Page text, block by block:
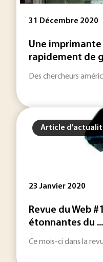
31 Décembre 2020
Une
rapidement de
Des chercheurs
Article
23 Janvier 2020
Revue du Web
étonnantes du ...
Ce mois-ci dans la